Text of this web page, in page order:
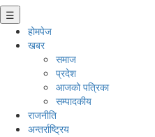
☰
होमपेज
खबर
समाज
प्रदेश
आजको पत्रिका
सम्पादकीय
राजनीति
अन्तर्राष्ट्रिय